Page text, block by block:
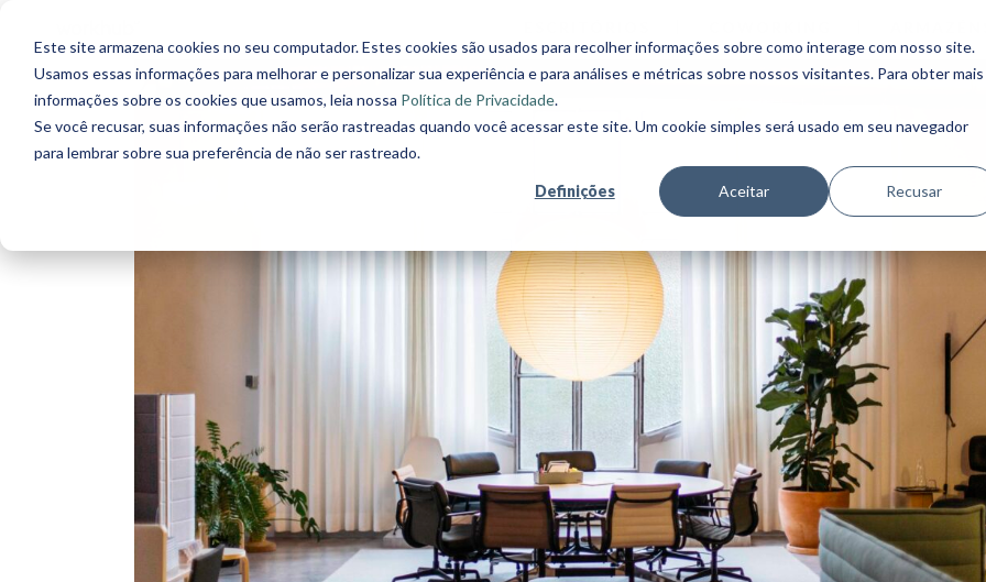
Este site armazena cookies no seu computador. Estes cookies são usados para recolher informações sobre como interage com nosso site.
Usamos essas informações para melhorar e personalizar sua experiência e para análises e métricas sobre nossos visitantes. Para obter mais
informações sobre os cookies que usamos, leia nossa Política de Privacidade.
Se você recusar, suas informações não serão rastreadas quando você acessar este site. Um cookie simples será usado em seu navegador
para lembrar sobre sua preferência de não ser rastreado.
Definições Aceitar Recusar